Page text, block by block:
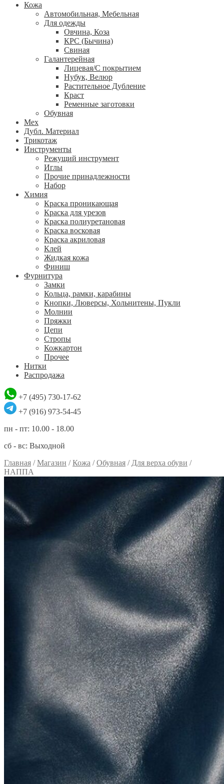
Кожа
Автомобильная, Мебельная
Для одежды
Овчина, Коза
КРС (Бычина)
Свиная
Галантерейная
Лицевая/С покрытием
Нубук, Велюр
Растительное Дубление
Краст
Ременные заготовки
Обувная
Мех
Дубл. Материал
Трикотаж
Инструменты
Режущий инструмент
Иглы
Прочие принадлежности
Набор
Химия
Краска проникающая
Краска для урезов
Краска полиуретановая
Краска восковая
Краска акриловая
Клей
Жидкая кожа
Финиш
Фурнитура
Замки
Кольца, рамки, карабины
Кнопки, Люверсы, Хольнитены, Пукли
Молнии
Пряжки
Цепи
Стропы
Кожкартон
Прочее
Нитки
Распродажа
+7 (495) 730-17-62
+7 (916) 973-54-45
пн - пт: 10.00 - 18.00
сб - вс: Выходной
Главная /Магазин /Кожа /Обувная / Для верха обуви /
НАППА